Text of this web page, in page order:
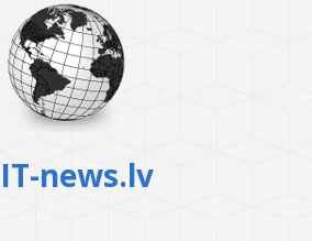
IT-news.lv